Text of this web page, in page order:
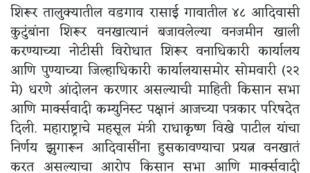
शिरूर तालुक्यातील वडगाव रासाई गावातील ४८ आदिवासी
कुटुंबांना शिरूर वनखात्यानं बजावलेल्या वनजमीन खाली
करण्याच्या नोटीसी विरोधात शिरूर वनाधिकारी कार्यालय
आणि पुण्याच्या जिल्हाधिकारी कार्यालयासमोर सोमवारी (२२
मे) धरणे आंदोलन करणार असल्याची माहिती किसान सभा
आणि मार्क्सवादी कम्युनिस्ट पक्षानं आजच्या पत्रकार परिषदेत
दिली. महाराष्ट्राचे महसूल मंत्री राधाकृष्ण विखे पाटील यांचा
निर्णय झुगारून आदिवासींना हुसकावण्याचा प्रयत्न वनखातं
करत असल्याचा आरोप किसान सभा आणि मार्क्सवादी